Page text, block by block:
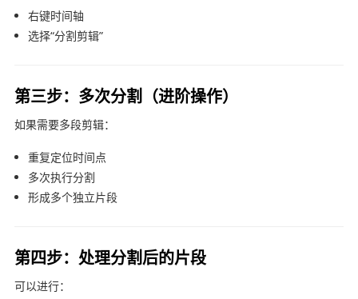
右键时间轴
选择“分割剪辑”
第三步：多次分割（进阶操作）
如果需要多段剪辑：
重复定位时间点
多次执行分割
形成多个独立片段
第四步：处理分割后的片段
可以进行：